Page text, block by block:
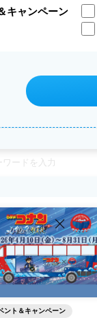
キャンペーン
ント＆キャンペーン